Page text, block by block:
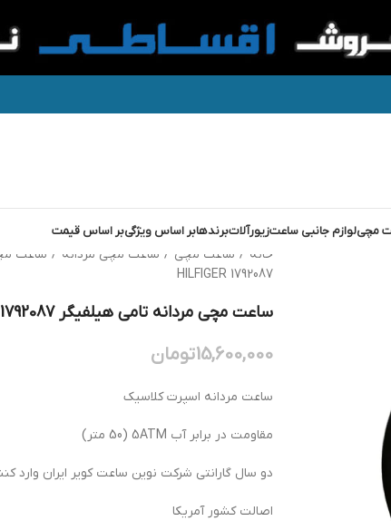
مچیلوازم جانبی ساعتزیورآلاتبرندهابر اساس ویژگیبر اساس قیمت
خانه / ساعت مچی / ساعت مچی مردانه / ساعت
HILFIGER 1792087
ساعت مچی مردانه تامی هیلفیگر TOMMY HILFIGER 1792087
15,600,000تومان
ساعت مردانه اسپرت کلاسیک
مقاومت در برابر آب 5ATM (50 متر)
دو سال گارانتی شرکت نوین ساعت کویر ایران وارد
اصالت کشور آمریکا